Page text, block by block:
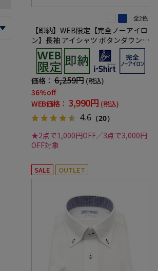
全2色
【即納】WEB限定【完全ノーアイロ
ン】長袖 アイシャツ ボタンダウン
ストレッチ ストライプ i-shirt ワイ
シャツ 通年
価格： 6,259円 (税込)
36%off
WEB価格： 3,990円 (税込)
4.6 （20）
★2点で1,000円OFF／3点で3,000円
OFF対象
SALE OUTLET